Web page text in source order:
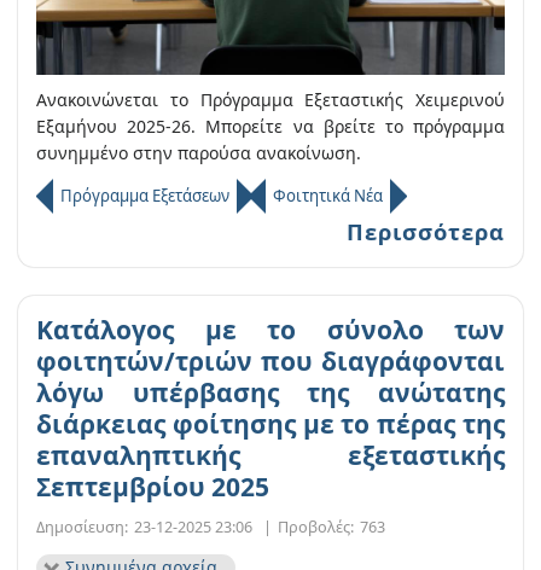
Ανακοινώνεται το Πρόγραμμα Εξεταστικής Χειμερινού
Εξαμήνου 2025-26. Μπορείτε να βρείτε το πρόγραμμα
συνημμένο στην παρούσα ανακοίνωση.
Πρόγραμμα Εξετάσεων Φοιτητικά Νέα
Περισσότερα
Κατάλογος με το σύνολο των
φοιτητών/τριών που διαγράφονται
λόγω υπέρβασης της ανώτατης
διάρκειας φοίτησης με το πέρας της
επαναληπτικής εξεταστικής
Σεπτεμβρίου 2025
Δημοσίευση: 23-12-2025 23:06 | Προβολές: 763